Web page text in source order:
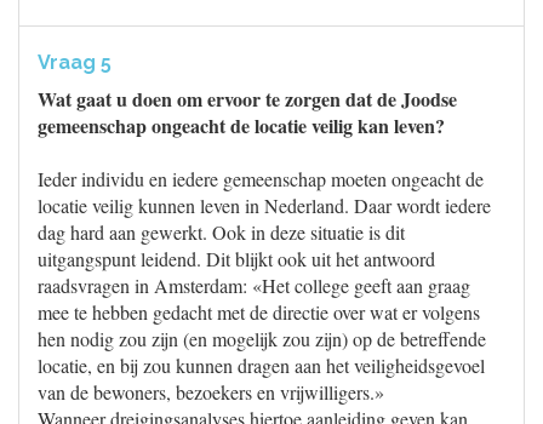
Vraag 5
Wat gaat u doen om ervoor te zorgen dat de Joodse
gemeenschap ongeacht de locatie veilig kan leven?
Ieder individu en iedere gemeenschap moeten ongeacht de
locatie veilig kunnen leven in Nederland. Daar wordt iedere
dag hard aan gewerkt. Ook in deze situatie is dit
uitgangspunt leidend. Dit blijkt ook uit het antwoord
raadsvragen in Amsterdam: «Het college geeft aan graag
mee te hebben gedacht met de directie over wat er volgens
hen nodig zou zijn (en mogelijk zou zijn) op de betreffende
locatie, en bij zou kunnen dragen aan het veiligheidsgevoel
van de bewoners, bezoekers en vrijwilligers.»
Wanneer dreigingsanalyses hiertoe aanleiding geven kan